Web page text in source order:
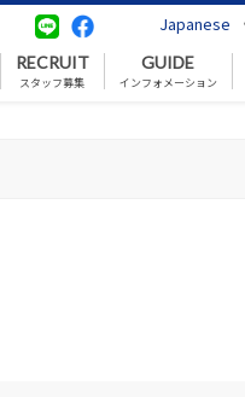
Japanese
RECRUIT
スタッフ募集
GUIDE
インフォメーション